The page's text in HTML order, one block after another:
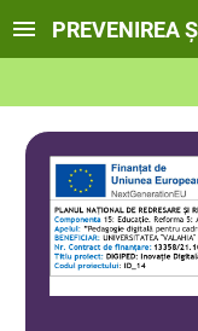
PREVENIREA